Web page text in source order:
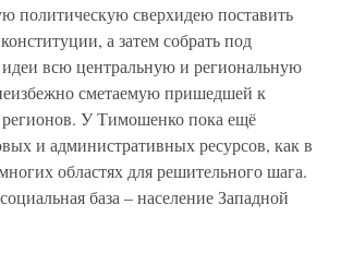
политическую сверхидею поставить
а затем собрать под
всю центральную и региональную
сметаемую пришедшей к
У Тимошенко пока ещё
и административных ресурсов, как в
областях для решительного шага.
база – население Западной